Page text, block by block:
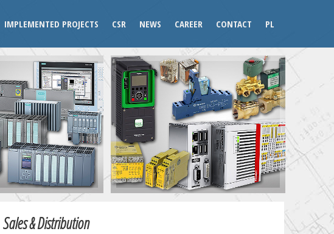
IMPLEMENTED PROJECTS CSR NEWS CAREER CONTACT PL
Sales & Distribution